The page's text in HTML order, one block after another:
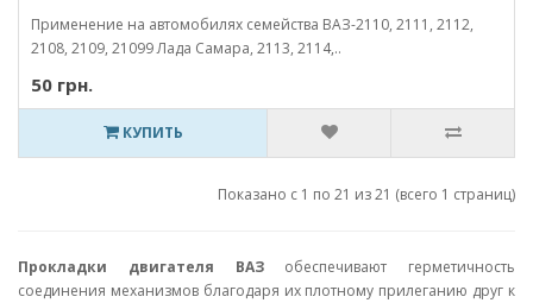
Применение на автомобилях семейства ВАЗ-2110, 2111, 2112,
2108, 2109, 21099 Лада Самара, 2113, 2114,..
50 грн.
КУПИТЬ
Показано с 1 по 21 из 21 (всего 1 страниц)
Прокладки двигателя ВАЗобеспечивают герметичность
соединения механизмов благодаря их плотному прилеганию друг к